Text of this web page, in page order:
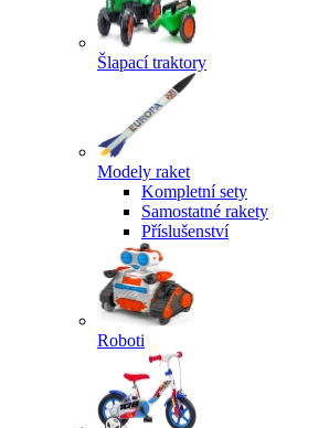
Šlapací traktory
Modely raket
Kompletní sety
Samostatné rakety
Příslušenství
Roboti